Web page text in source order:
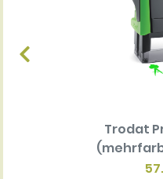
Trodat